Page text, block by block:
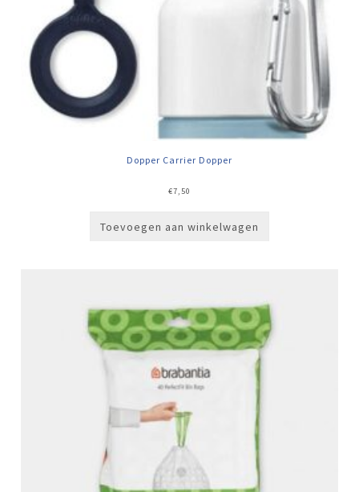
Dopper Carrier Dopper
€7,50
Toevoegen aan winkelwagen